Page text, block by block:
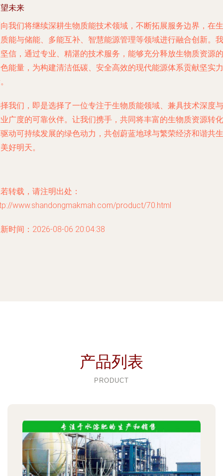
未来
我们将继续深耕生物质能技术领域，不断拓展服务边界，在生
能与储能、多能互补、智慧能源管理等领域进行融合创新。我
信，通过专业、精湛的技术服务，能够充分释放生物质资源的
能量，为构建清洁低碳、安全高效的现代能源体系贡献坚实力
我们，即是选择了一位专注于生物质能领域、兼具技术深度与
广度的可靠伙伴。让我们携手，共同将丰富的生物质资源转化
动可持续发展的绿色动力，共创蔚蓝地球与繁荣经济和谐共生
好明天。
转载，请注明出处：
www.shandongmakmah.com/product/70.html
时间：2026-08-06 20:04:38
产品列表
PRODUCT